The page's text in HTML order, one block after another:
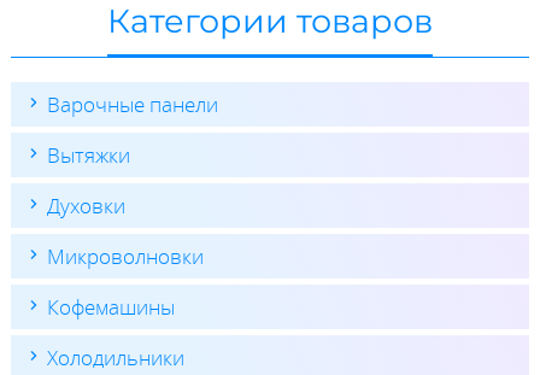
Категории товаров
Варочные панели
Вытяжки
Духовки
Микроволновки
Кофемашины
Холодильники